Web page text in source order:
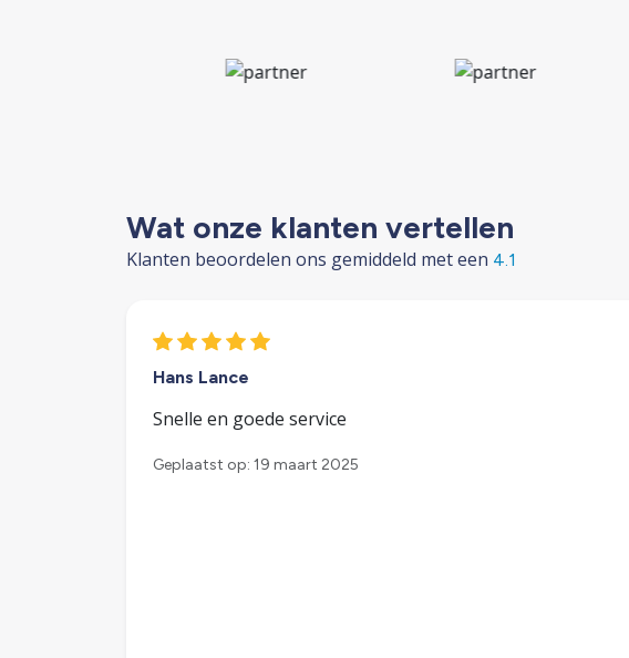
Wat onze klanten vertellen
Klanten beoordelen ons gemiddeld met een 4.1
Hans Lance
Snelle en goede service
Geplaatst op: 19 maart 2025